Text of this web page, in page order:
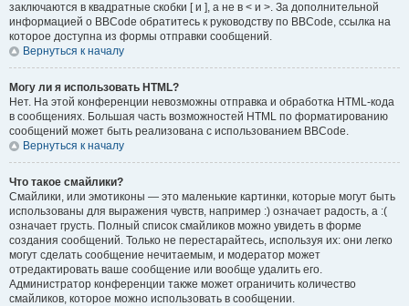
заключаются в квадратные скобки [ и ], а не в < и >. За дополнительной
информацией о BBCode обратитесь к руководству по BBCode, ссылка на
которое доступна из формы отправки сообщений.
Вернуться к началу
Могу ли я использовать HTML?
Нет. На этой конференции невозможны отправка и обработка HTML-кода
в сообщениях. Большая часть возможностей HTML по форматированию
сообщений может быть реализована с использованием BBCode.
Вернуться к началу
Что такое смайлики?
Смайлики, или эмотиконы — это маленькие картинки, которые могут быть
использованы для выражения чувств, например :) означает радость, а :(
означает грусть. Полный список смайликов можно увидеть в форме
создания сообщений. Только не перестарайтесь, используя их: они легко
могут сделать сообщение нечитаемым, и модератор может
отредактировать ваше сообщение или вообще удалить его.
Администратор конференции также может ограничить количество
смайликов, которое можно использовать в сообщении.